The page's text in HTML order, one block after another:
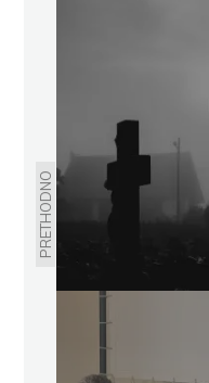
PRETHODNO